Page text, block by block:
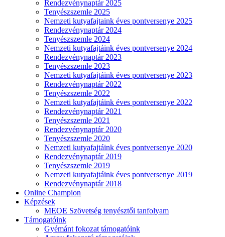
Rendezvénynaptár 2025
Tenyészszemle 2025
Nemzeti kutyafajtaink éves pontversenye 2025
Rendezvénynaptár 2024
Tenyészszemle 2024
Nemzeti kutyafajtáink éves pontversenye 2024
Rendezvénynaptár 2023
Tenyészszemle 2023
Nemzeti kutyafajtáink éves pontversenye 2023
Rendezvénynaptár 2022
Tenyészszemle 2022
Nemzeti kutyafajtáink éves pontversenye 2022
Rendezvénynaptár 2021
Tenyészszemle 2021
Rendezvénynaptár 2020
Tenyészszemle 2020
Nemzeti kutyafajtáink éves pontversenye 2020
Rendezvénynaptár 2019
Tenyészszemle 2019
Nemzeti kutyafajtáink éves pontversenye 2019
Rendezvénynaptár 2018
Online Champion
Képzések
MEOE Szövetség tenyésztői tanfolyam
Támogatóink
Gyémánt fokozat támogatóink